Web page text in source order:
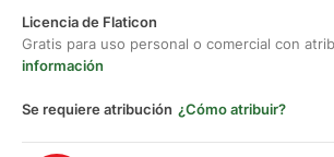
Licencia de Flaticon
Gratis para uso personal o comercial con
información
Se requiere atribución ¿Cómo atribuir?